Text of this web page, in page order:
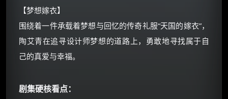
【梦想嫁衣】
围绕着一件承载着梦想与回忆的传奇礼服“天国的嫁衣”，
陶艾青在追寻设计师梦想的道路上，勇敢地寻找属于自
己的真爱与幸福。
剧集硬核看点：